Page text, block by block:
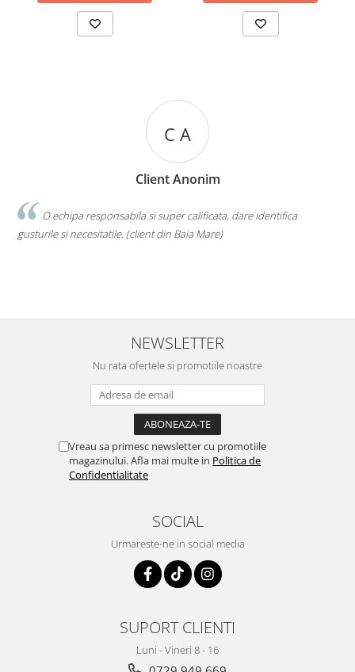
M T
Mikalia Tara
Natura, mama noastră, ne dăruiește o comoară pentru
sănătatea noastră și a urmașilor noștri. Trebuie să vrem, trebuie să ne
NEWSLETTER
Nu rata ofertele si promotiile noastre
Vreau sa primesc newsletter cu promotiile
magazinului. Afla mai multe in Politica de
Confidentialitate
SOCIAL
Urmareste-ne in social media
SUPORT CLIENTI
Luni - Vineri 8 - 16